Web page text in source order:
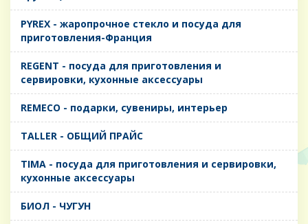
PYREX - жаропрочное стекло и посуда для
приготовления-Франция
REGENT - посуда для приготовления и
сервировки, кухонные аксессуары
REMECO - подарки, сувениры, интерьер
TALLER - ОБЩИЙ ПРАЙС
TIMA - посуда для приготовления и сервировки,
кухонные аксессуары
БИОЛ - ЧУГУН